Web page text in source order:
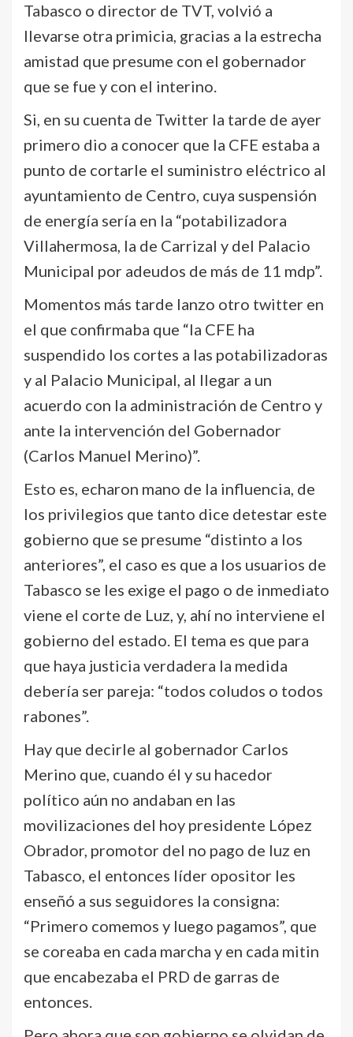
Tabasco o director de TVT, volvió a
llevarse otra primicia, gracias a la estrecha
amistad que presume con el gobernador
que se fue y con el interino.
Si, en su cuenta de Twitter la tarde de ayer
primero dio a conocer que la CFE estaba a
punto de cortarle el suministro eléctrico al
ayuntamiento de Centro, cuya suspensión
de energía sería en la “potabilizadora
Villahermosa, la de Carrizal y del Palacio
Municipal por adeudos de más de 11 mdp”.
Momentos más tarde lanzo otro twitter en
el que confirmaba que “la CFE ha
suspendido los cortes a las potabilizadoras
y al Palacio Municipal, al llegar a un
acuerdo con la administración de Centro y
ante la intervención del Gobernador
(Carlos Manuel Merino)”.
Esto es, echaron mano de la influencia, de
los privilegios que tanto dice detestar este
gobierno que se presume “distinto a los
anteriores”, el caso es que a los usuarios de
Tabasco se les exige el pago o de inmediato
viene el corte de Luz, y, ahí no interviene el
gobierno del estado. El tema es que para
que haya justicia verdadera la medida
debería ser pareja: “todos coludos o todos
rabones”.
Hay que decirle al gobernador Carlos
Merino que, cuando él y su hacedor
político aún no andaban en las
movilizaciones del hoy presidente López
Obrador, promotor del no pago de luz en
Tabasco, el entonces líder opositor les
enseñó a sus seguidores la consigna:
“Primero comemos y luego pagamos”, que
se coreaba en cada marcha y en cada mitin
que encabezaba el PRD de garras de
entonces.